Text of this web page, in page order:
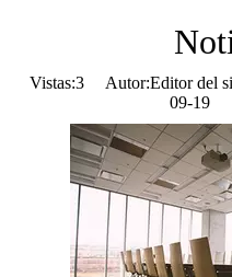
Vistas:3Autor:Editor del
09-19